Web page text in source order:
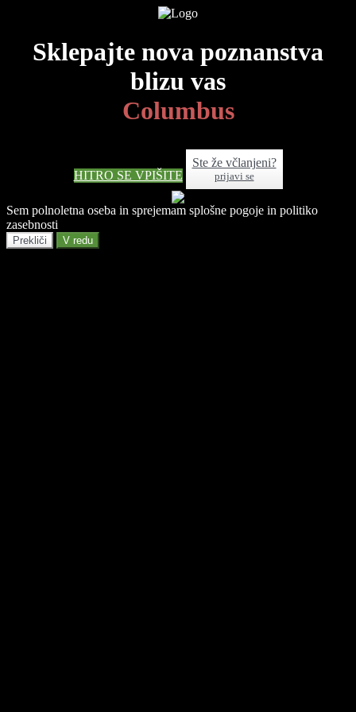
Sklepajte nova poznanstva
blizu vas
Columbus
HITRO SE VPIŠITE
Ste že včlanjeni?
prijavi se
Sem polnoletna oseba in sprejemam splošne pogoje in politiko
zasebnosti
Prekliči V redu